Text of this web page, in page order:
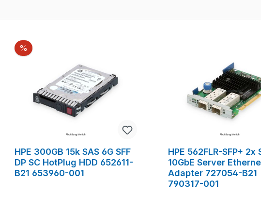
% Rabatt
HPE 300GB 15k SAS 6G SFF
DP SC HotPlug HDD 652611-
B21 653960-001
HPE 562FLR-SFP+ 2x
10GbE Server
Adapter 727054-B21
790317-001